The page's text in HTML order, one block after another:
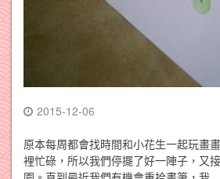
2015-12-06
原本每周都會找時間和小花生一起玩畫
裡忙碌，所以我們停擺了好一陣子，又